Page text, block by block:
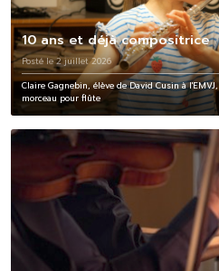
10 ans et déjà compositrice
Posté le 2 juillet 2026
Claire Gagnebin, élève de David Cusin à
morceau pour flûte